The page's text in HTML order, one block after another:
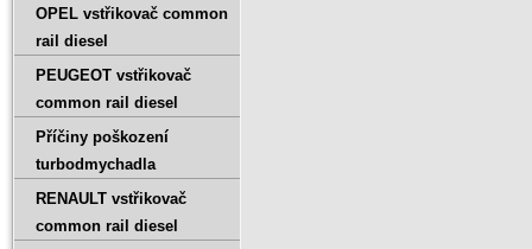
OPEL vstřikovač common
rail diesel
PEUGEOT vstřikovač
common rail diesel
Příčiny poškození
turbodmychadla
RENAULT vstřikovač
common rail diesel